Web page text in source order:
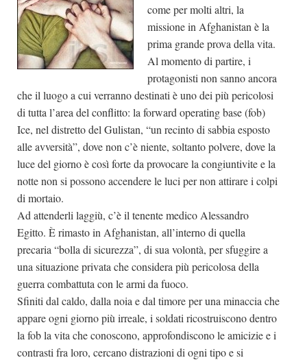
Premio Chiara
Tabù Festival 2014
A Tutto Volume
Marketing
come per molti altri, la
missione in Afghanistan è la
prima grande prova della vita.
Al momento di partire, i
protagonisti non sanno ancora
che il luogo a cui verranno destinati è uno dei più pericolosi
di tutta l’area del conflitto: la forward operating base (fob)
Ice, nel distretto del Gulistan, “un recinto di sabbia esposto
alle avversità”, dove non c’è niente, soltanto polvere, dove la
luce del giorno è così forte da provocare la congiuntivite e la
notte non si possono accendere le luci per non attirare i colpi
di mortaio.
Ad attenderli laggiù, c’è il tenente medico Alessandro
Egitto. È rimasto in Afghanistan, all’interno di quella
precaria “bolla di sicurezza”, di sua volontà, per sfuggire a
una situazione privata che considera più pericolosa della
guerra combattuta con le armi da fuoco.
Sfiniti dal caldo, dalla noia e dal timore per una minaccia che
appare ogni giorno più irreale, i soldati ricostruiscono dentro
la fob la vita che conoscono, approfondiscono le amicizie e i
contrasti fra loro, cercano distrazioni di ogni tipo e si